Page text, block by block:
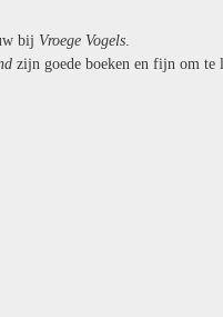
bij Vroege Vogels.
zijn goede boeken en fijn om te